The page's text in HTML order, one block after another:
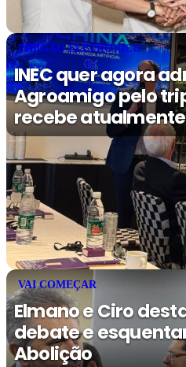
PREGÃO ELETRÔNICO
INEC quer agora
Agroamigo pelo
recebe atualmente
VAI COMEÇAR
Elmano e Ciro
debate e
Abolição